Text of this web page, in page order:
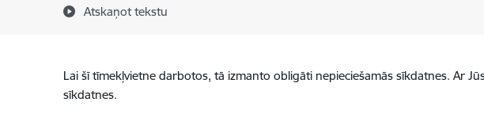
Atskaņot tekstu
Lai šī tīmekļvietne darbotos, tā izmanto obligāti nepieciešamās sīkdatnes. Ar
sīkdatnes.